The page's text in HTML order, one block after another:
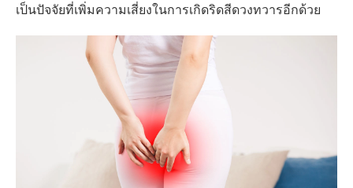
เป็นปัจจัยที่เพิ่มความเสี่ยงในการเกิดริดสีดวงทวารอีกด้วย